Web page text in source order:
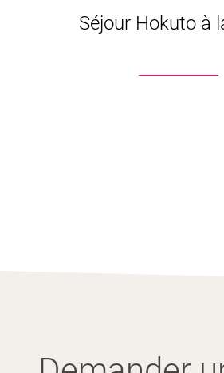
Séjour Hokuto à